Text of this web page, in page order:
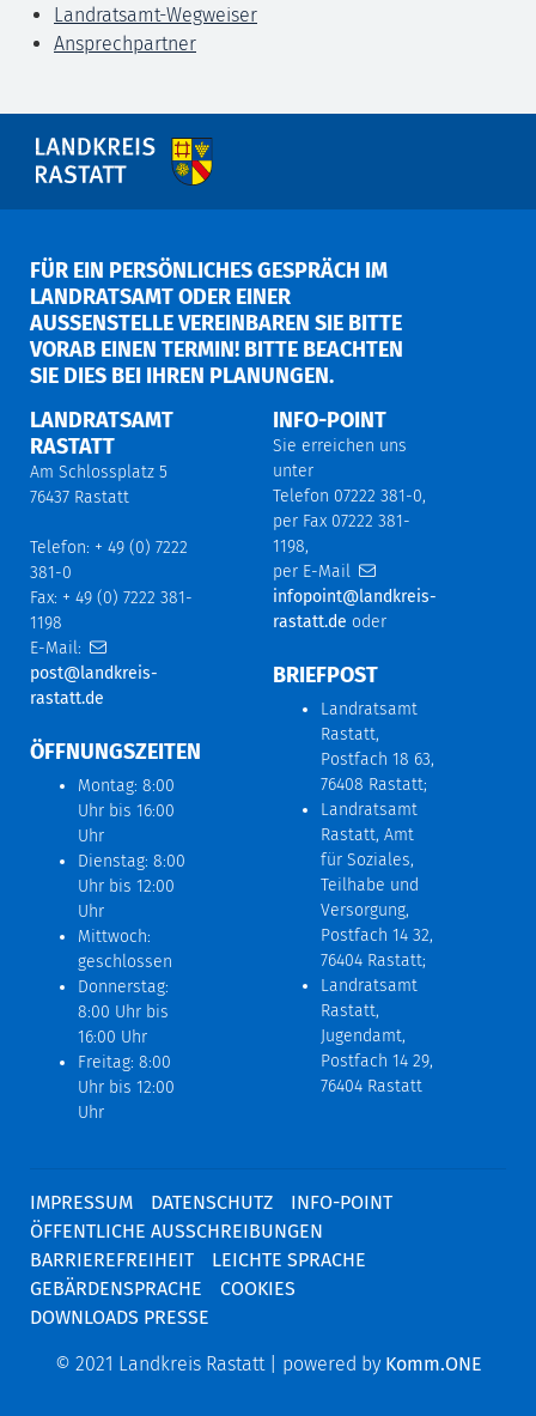
Landratsamt-Wegweiser
Ansprechpartner
FÜR EIN PERSÖNLICHES GESPRÄCH IM
LANDRATSAMT ODER EINER
AUSSENSTELLE VEREINBAREN SIE BITTE V
ORAB EINEN TERMIN! BITTE BEACHTEN S
IE DIES BEI IHREN PLANUNGEN.
LANDRATSAMT
RASTATT
Am Schlossplatz 5
76437 Rastatt
Telefon: + 49 (0) 7222
381-0
Fax: + 49 (0) 7222 381-
1198
E-Mail:
post@landkreis-
rastatt.de
ÖFFNUNGSZEITEN
Montag: 8:00
Uhr bis 16:00
Uhr
Dienstag: 8:00
Uhr bis 12:00
Uhr
Mittwoch:
geschlossen
Donnerstag:
8:00 Uhr bis
16:00 Uhr
Freitag: 8:00
Uhr bis 12:00
Uhr
INFO-POINT
Sie erreichen uns
unter
Telefon 07222 381-0,
per Fax 07222 381-
1198,
per E-Mail
infopoint@landkreis-
rastatt.de oder
BRIEFPOST
Landratsamt
Rastatt,
Postfach 18 63,
76408 Rastatt;
Landratsamt
Rastatt, Amt
für Soziales,
Teilhabe und
Versorgung,
Postfach 14 32,
76404 Rastatt;
Landratsamt
Rastatt,
Jugendamt,
Postfach 14 29,
76404 Rastatt
IMPRESSUM DATENSCHUTZ
INFO-POINT
ÖFFENTLICHE AUSSCHREIBUNGEN
BARRIEREFREIHEIT
LEICHTE SPRACHE
GEBÄRDENSPRACHE
COOKIES
DOWNLOADS PRESSE
© 2021 Landkreis Rastatt | powered by Komm.ONE